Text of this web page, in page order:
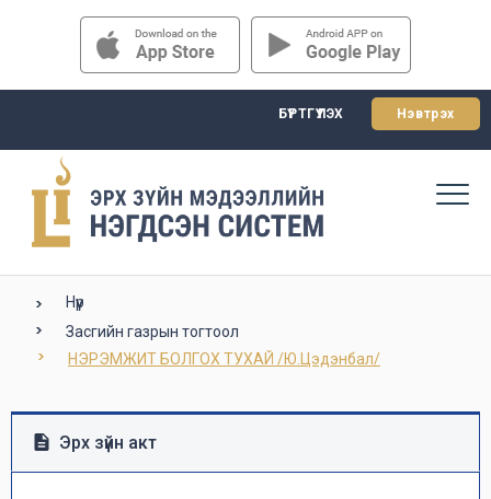
БҮРТГҮҮЛЭХ Нэвтрэх
Нүүр
Засгийн газрын тогтоол
НЭРЭМЖИТ БОЛГОХ ТУХАЙ /Ю.Цэдэнбал/
Эрх зүйн акт